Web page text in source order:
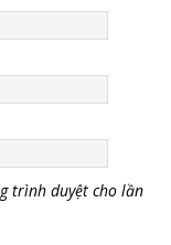
trình duyệt cho lần